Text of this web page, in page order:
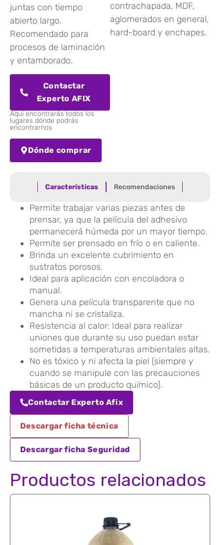
juntas con tiempo
abierto largo.
Recomendado para
procesos de laminación
y entamborado.
Contactar
Experto AFIX
Aquí encontrarás todos los
lugares dónde podrás
encontrarnos
Dónde comprar
contrachapada, MDF,
aglomerados en general,
hard-board y enchapes.
Características Recomendaciones
Permite trabajar varias piezas antes de
prensar, ya que la película del adhesivo
permanecerá húmeda por un mayor tiempo.
Permite ser prensado en frío o en caliente.
Brinda un excelente cubrimiento en
sustratos porosos.
Ideal para aplicación con encoladora o
manual.
Genera una película transparente que no
mancha ni se cristaliza.
Resistencia al calor: Ideal para realizar
uniones que durante su uso puedan estar
sometidas a temperaturas ambientales altas.
No es tóxico y ni afecta la piel (siempre y
cuando se manipule con las precauciones
básicas de un producto químico).
Contactar Experto Afix
Descargar ficha técnica
Descargar ficha Seguridad
Productos relacionados